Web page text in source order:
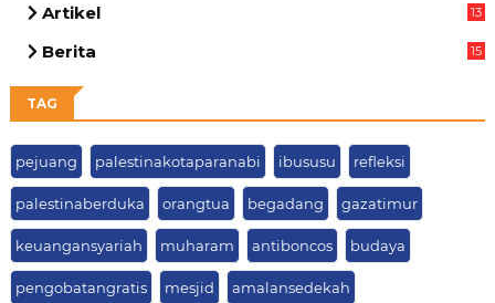
Artikel
13
Berita
15
TAG
pejuang palestinakotaparanabi ibususu refleksi
palestinaberduka orangtua begadang gazatimur
keuangansyariah muharam antiboncos budaya
pengobatangratis mesjid amalansedekah